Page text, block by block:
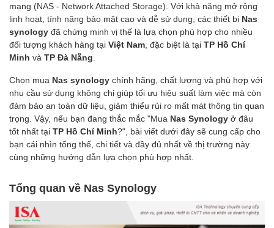
mạng (NAS - Network Attached Storage). Với khả năng mở rộng
linh hoạt, tính năng bảo mật cao và dễ sử dụng, các thiết bị Nas
synology đã chứng minh vị thế là lựa chọn phù hợp cho nhiều
đối tượng khách hàng tại Việt Nam, đặc biệt là tại TP Hồ Chí
Minh và TP Đà Nẵng.
Chọn mua Nas synology chính hãng, chất lượng và phù hợp với
nhu cầu sử dụng không chỉ giúp tối ưu hiệu suất làm việc mà còn
đảm bảo an toàn dữ liệu, giảm thiểu rủi ro mất mát thông tin quan
trọng. Vậy, nếu bạn đang thắc mắc "Mua Nas Synology ở đâu
tốt nhất tại TP Hồ Chí Minh?", bài viết dưới đây sẽ cung cấp cho
bạn cái nhìn tổng thể, chi tiết và đầy đủ nhất về thị trường này
cùng những hướng dẫn lựa chọn phù hợp nhất.
Tổng quan về Nas Synology